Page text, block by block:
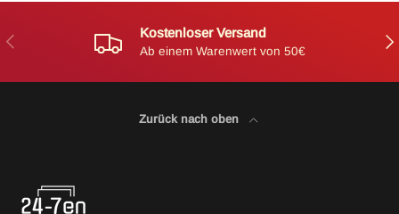
Vorherige Kostenloser Versand
Ab einem Warenwert von 50€
Zurück nach oben